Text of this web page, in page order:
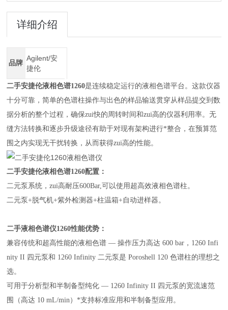
详细介绍
品牌
Agilent/安
捷伦
二手安捷伦液相色谱1260是连续稳定运行的液相色谱平台。这款仪器
十分可靠，简单的色谱柱操作与出色的样品输送贯穿从样品提交到数
据分析的整个过程，确保zui快的周转时间和zui高的仪器利用率。无
缝方法转换和逐步升级途径有助于对现有架构进行*整合，在预算范
围之内实现无干扰转换，从而获得zui高的性能。
二手安捷伦液相色谱1260配置：
二元泵系统，zui高耐压600Bar,可以使用超高效液相色谱柱。
二元泵+脱气机+紫外检测器+柱温箱+自动进样器。
二手液相色谱仪1260性能优势：
兼容传统和超高性能的液相色谱 — 操作压力高达 600 bar，1260 Infi
nity II 四元泵和 1260 Infinity 二元泵是 Poroshell 120 色谱柱的理想之
选。
可用于分析型和半制备型纯化 — 1260 Infinity II 四元泵的宽流速范
围（高达 10 mL/min）*支持标准应用和半制备型应用。